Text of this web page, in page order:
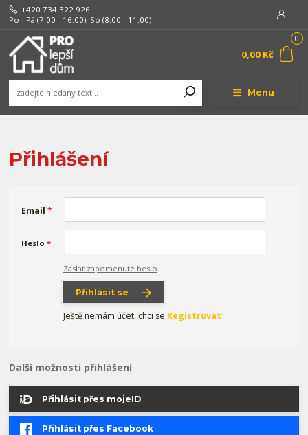
Menu
+420 734 322 926
Po - Pá (7:00 - 16:00), So (8:00 - 11:00)
0
0,00 Kč
Přihlášení
Email *
Heslo *
Zaslat zapomenuté heslo
Přihlásit se
Ještě nemám účet, chci se Registrovat
Další možnosti přihlášení
Přihlásit přes mojeID
Přihlásit přes Facebook